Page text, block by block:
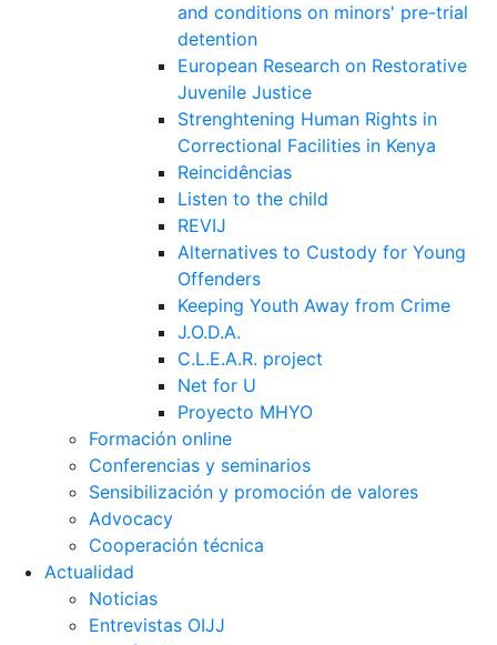
and conditions on minors' pre-trial
detention
European Research on Restorative
Juvenile Justice
Strenghtening Human Rights in
Correctional Facilities in Kenya
Reincidências
Listen to the child
REVIJ
Alternatives to Custody for Young
Offenders
Keeping Youth Away from Crime
J.O.D.A.
C.L.E.A.R. project
Net for U
Proyecto MHYO
Formación online
Conferencias y seminarios
Sensibilización y promoción de valores
Advocacy
Cooperación técnica
Actualidad
Noticias
Entrevistas OIJJ